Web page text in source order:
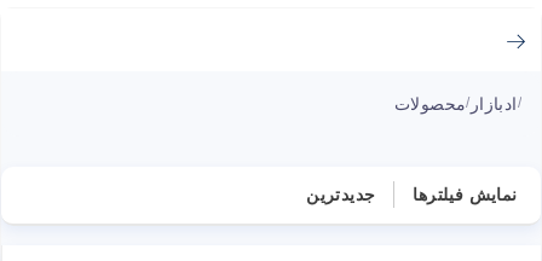
/ادبازار /محصولات
نمایش فیلترها جدیدترین